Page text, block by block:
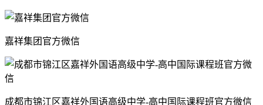
嘉祥集团官方微信
成都市锦江区嘉祥外国语高级中学-高中国际课程班官方微信